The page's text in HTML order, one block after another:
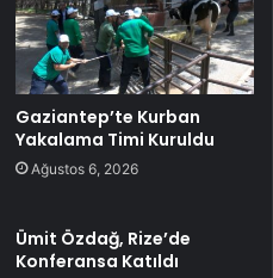
Gaziantep’te Kurban
Yakalama Timi Kuruldu
Ağustos 6, 2026
Ümit Özdağ, Rize’de
Konferansa Katıldı